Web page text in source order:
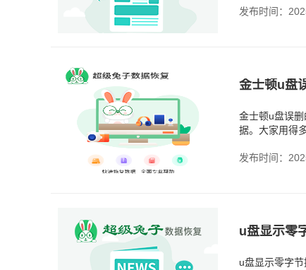
发布时间：
金士顿u盘
金士顿u盘误
据。大家用得
发布时间：
u盘显示零字